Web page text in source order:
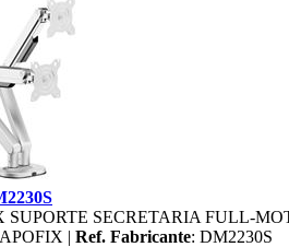
SUPORTE SECRETARIA FULL-
| Ref. Fabricante: DM2230S